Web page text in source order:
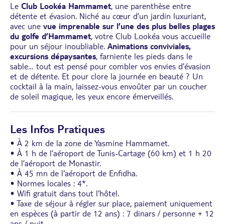
Le Club Lookéa Hammamet, une parenthèse entre
détente et évasion. Niché au cœur d’un jardin luxuriant,
avec une vue imprenable sur l’une des plus belles plages
du golfe d’Hammamet, votre Club Lookéa vous accueille
pour un séjour inoubliable. Animations conviviales,
excursions dépaysantes, farniente les pieds dans le
sable… tout est pensé pour combler vos envies d’évasion
et de détente. Et pour clore la journée en beauté ? Un
cocktail à la main, laissez-vous envoûter par un coucher
de soleil magique, les yeux encore émerveillés.
Les Infos Pratiques
• À 2 km de la zone de Yasmine Hammamet.
• À 1 h de l’aéroport de Tunis-Cartage (60 km) et 1 h 20
de l’aéroport de Monastir.
• À 45 mn de l'aéroport de Enfidha.
• Normes locales : 4*.
• Wifi gratuit dans tout l’hôtel.
• Taxe de séjour à régler sur place, paiement uniquement
en espèces (à partir de 12 ans) : 7 dinars / personne + 12